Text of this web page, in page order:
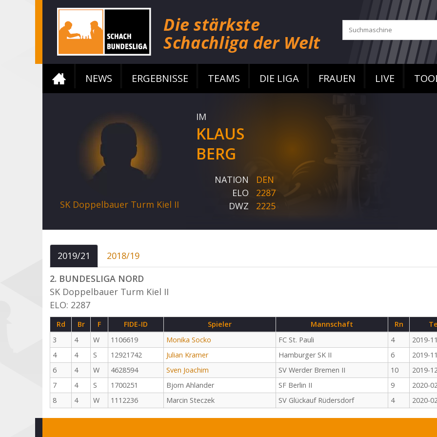
NEWS ERGEBNISSE TEAMS DIE LIGA FRAUEN LIVE
SK Doppelbauer Turm Kiel II
IM
KLAUS
BERG
NATION
DEN
ELO
2287
DWZ
2225
2019/21
2018/19
2. BUNDESLIGA NORD
SK Doppelbauer Turm Kiel II
ELO: 2287
Rd Br F FIDE-ID Spieler Mannschaft Rn
3
4 W 1106619 Monika Socko FC St. Pauli 4
2019-
4
4 S 12921742 Julian Kramer Hamburger SK II 6
2019-
6
4 W 4628594 Sven Joachim SV Werder Bremen II 10
2019-
7
4 S 1700251 Bjorn Ahlander SF Berlin II 9
2020-
8
4 W 1112236 Marcin Steczek SV Glückauf Rüdersdorf 4 2020-